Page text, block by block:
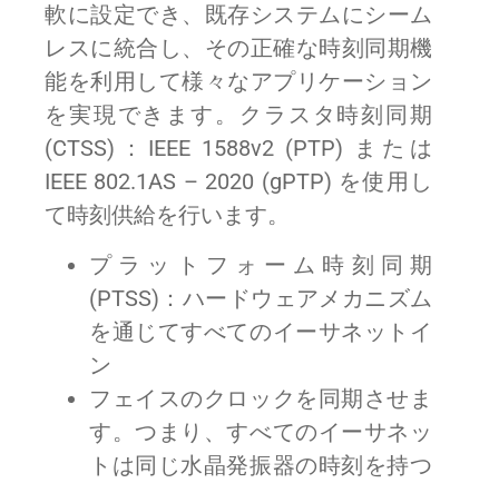
軟に設定でき、既存システムにシーム
レスに統合し、その正確な時刻同期機
能を利用して様々なアプリケーション
を実現できます。クラスタ時刻同期
(CTSS)：IEEE 1588v2 (PTP) または
IEEE 802.1AS – 2020 (gPTP) を使用し
て時刻供給を行います。
プラットフォーム時刻同期
(PTSS)：ハードウェアメカニズム
を通じてすべてのイーサネットイ
ン
フェイスのクロックを同期させま
す。つまり、すべてのイーサネッ
トは同じ水晶発振器の時刻を持つ